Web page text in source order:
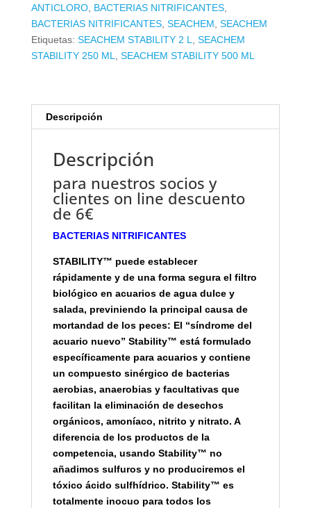
ANTICLORO, BACTERIAS NITRIFICANTES,
BACTERIAS NITRIFICANTES, SEACHEM, SEACHEM
Etiquetas: SEACHEM STABILITY 2 L, SEACHEM
STABILITY 250 ML, SEACHEM STABILITY 500 ML
Descripción
Descripción
para nuestros socios y
clientes on line descuento
de 6€
BACTERIAS NITRIFICANTES
STABILITY™ puede establecer
rápidamente y de una forma segura el filtro
biológico en acuarios de agua dulce y
salada, previniendo la principal causa de
mortandad de los peces: El “síndrome del
acuario nuevo” Stability™ está formulado
específicamente para acuarios y contiene
un compuesto sinérgico de bacterias
aerobias, anaerobias y facultativas que
facilitan la eliminación de desechos
orgánicos, amoníaco, nitrito y nitrato. A
diferencia de los productos de la
competencia, usando Stability™ no
añadimos sulfuros y no produciremos el
tóxico ácido sulfhídrico. Stability™ es
totalmente inocuo para todos los